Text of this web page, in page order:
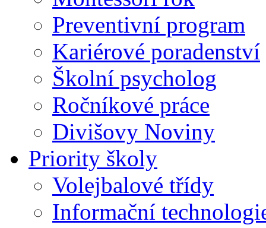
Preventivní program
Kariérové poradenství
Školní psycholog
Ročníkové práce
Divišovy Noviny
Priority školy
Volejbalové třídy
Informační